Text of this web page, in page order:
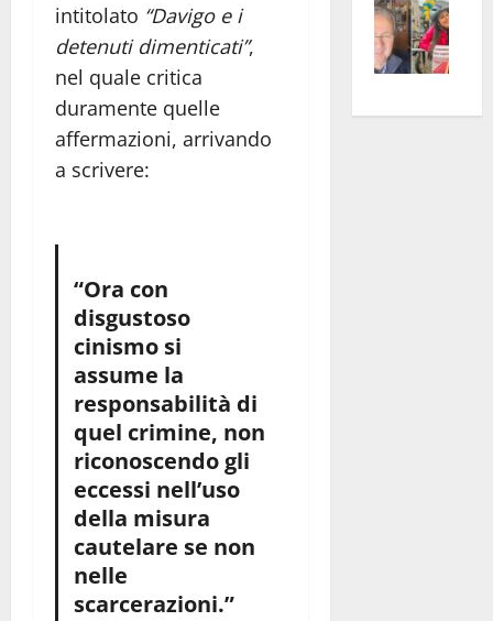
intitolato “Davigo e i
detenuti dimenticati”,
nel quale critica
duramente quelle
affermazioni, arrivando
a scrivere:
“Ora con
disgustoso
cinismo si
assume la
responsabilità di
quel crimine, non
riconoscendo gli
eccessi nell’uso
della misura
cautelare se non
nelle
scarcerazioni.”
euro